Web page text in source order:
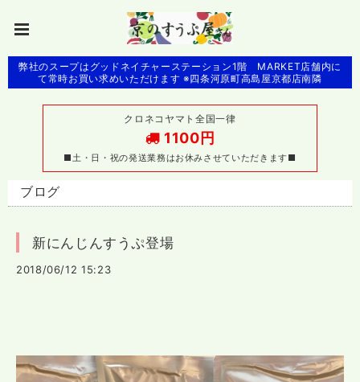
弊社のスープはグッドネイチャーステーション1階 MARKET店舗内に
て常時お買い求めいただけます ※四条河原町高島屋京都店南隣
クロネコヤマト全国一律
1100円
■土・日・祝の発送業務はお休みさせていただきます■
ブログ
新にんじんすうぷ登場
2018/06/12 15:23